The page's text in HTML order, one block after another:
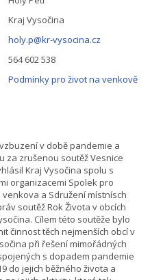
Kraj Vysočina
holy.p@kr-vysocina.cz
564 602 538
Podmínky pro život na venkově
v době pandemie a
za zrušenou soutěž Vesnice
Kraj Vysočina spolu s
organizacemi Spolek pro
a Sdružení místnísch
soutěž Rok Života v obcích
Cílem této soutěže bylo
činnost těch nejmenších obcí v
při řešení mimořádných
s dopadem pandemie
do jejich běžného života a